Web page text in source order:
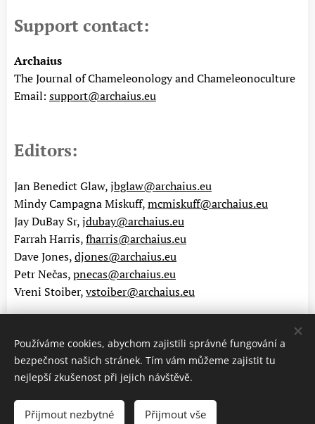
Support contact:
Archaius
The Journal of Chameleonology and Chameleonoculture
Email: support@archaius.eu
Editors:
Jan Benedict Glaw,jbglaw@archaius.eu
Mindy Campagna Miskuff,mcmiskuff@archaius.eu
Jay DuBay Sr,jdubay@archaius.eu
Farrah Harris,fharris@archaius.eu
Dave Jones,djones@archaius.eu
Petr Nečas,pnecas@archaius.eu
Vreni Stoiber,vstoiber@archaius.eu
© 2020-2025 Archaius
Cookies
Používáme cookies, abychom zajistili správné fungování a
bezpečnost našich stránek. Tím vám můžeme zajistit tu
nejlepší zkušenost při jejich návštěvě.
Přijmout nezbytné Přijmout vše